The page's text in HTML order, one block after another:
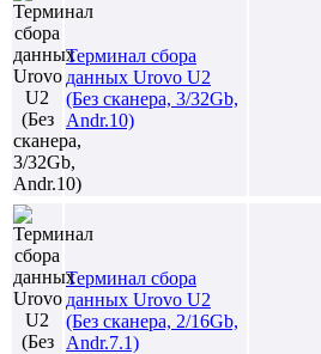
Терминал сбора
данных Urovo U2
(Без сканера, 3/32Gb,
Andr.10)
Терминал сбора
данных Urovo U2
(Без сканера, 2/16Gb,
Andr.7.1)